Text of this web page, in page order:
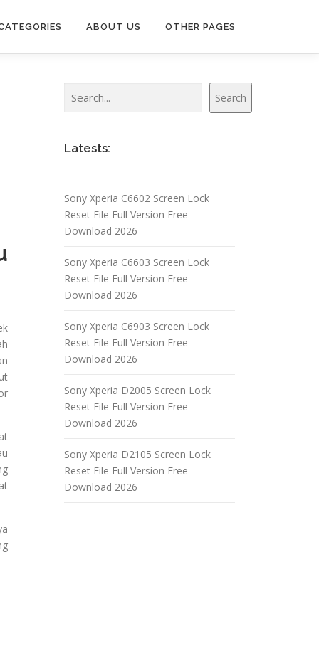
ABOUT US OTHER PAGES
Search
Latests:
Sony Xperia C6602 Screen Lock
Reset File Full Version Free
Download 2026
Sony Xperia C6603 Screen Lock
Reset File Full Version Free
Download 2026
Sony Xperia C6903 Screen Lock
Reset File Full Version Free
Download 2026
Sony Xperia D2005 Screen Lock
Reset File Full Version Free
Download 2026
Sony Xperia D2105 Screen Lock
Reset File Full Version Free
Download 2026